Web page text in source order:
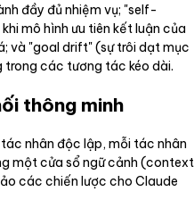
đầy đủ nhiệm vụ; "self-
mô hình ưu tiên kết luận của
và "goal drift" (sự trôi dạt mục
trong các tương tác kéo dài.
thông minh
nhân độc lập, mỗi tác nhân
một cửa sổ ngữ cảnh (context
các chiến lược cho Claude